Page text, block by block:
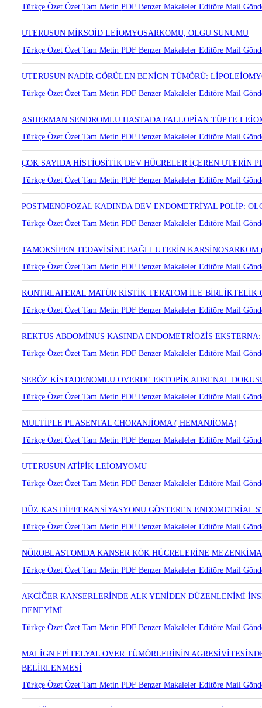
OLGU SUNUMU: OVERİN SEKS KORD TÜMÖRLERİNİN
Türkçe ÖzetÖzetTam MetinPDFBenzer MakalelerEditöre Mail
UTERUSUN MİKSOİD LEİOMYOSARKOMU, OLGU SUNUMU
Türkçe ÖzetÖzetTam MetinPDFBenzer MakalelerEditöre Mail
UTERUSUN NADİR GÖRÜLEN BENİGN TÜMÖRÜ:
Türkçe ÖzetÖzetTam MetinPDFBenzer MakalelerEditöre Mail
ASHERMAN SENDROMLU HASTADA FALLOPİAN TÜPTE
Türkçe ÖzetÖzetTam MetinPDFBenzer MakalelerEditöre Mail
ÇOK SAYIDA HİSTİOSİTİK DEV HÜCRELER İÇEREN UTERİN
Türkçe ÖzetÖzetTam MetinPDFBenzer MakalelerEditöre Mail
POSTMENOPOZAL KADINDA DEV ENDOMETRİYAL POLİP:
Türkçe ÖzetÖzetTam MetinPDFBenzer MakalelerEditöre Mail
TAMOKSİFEN TEDAVİSİNE BAĞLI UTERİN
Türkçe ÖzetÖzetTam MetinPDFBenzer MakalelerEditöre Mail
KONTRLATERAL MATÜR KİSTİK TERATOM İLE BİRLİKTELİK
Türkçe ÖzetÖzetTam MetinPDFBenzer MakalelerEditöre Mail
REKTUS ABDOMİNUS KASINDA ENDOMETRİOZİS
Türkçe ÖzetÖzetTam MetinPDFBenzer MakalelerEditöre Mail
SERÖZ KİSTADENOMLU OVERDE EKTOPİK ADRENAL
Türkçe ÖzetÖzetTam MetinPDFBenzer MakalelerEditöre Mail
MULTİPLE PLASENTAL CHORANJİOMA ( HEMANJİOMA)
Türkçe ÖzetÖzetTam MetinPDFBenzer Makaleler
UTERUSUN ATİPİK LEİOMYOMU
Türkçe ÖzetÖzetTam MetinPDFBenzer MakalelerEditöre Mail
DÜZ KAS DİFFERANSİYASYONU GÖSTEREN ENDOMETRİAL
Türkçe ÖzetÖzetTam MetinPDFBenzer MakalelerEditöre Mail
NÖROBLASTOMDA KANSER KÖK HÜCRELERİNE
Türkçe ÖzetÖzetTam MetinPDFBenzer MakalelerEditöre Mail
AKCİĞER KANSERLERİNDE ALK YENİDEN DÜZENLENİMİ
DENEYİMİ
Türkçe ÖzetÖzetTam MetinPDFBenzer MakalelerEditöre Mail
MALİGN EPİTELYAL OVER TÜMÖRLERİNİN
BELİRLENMESİ